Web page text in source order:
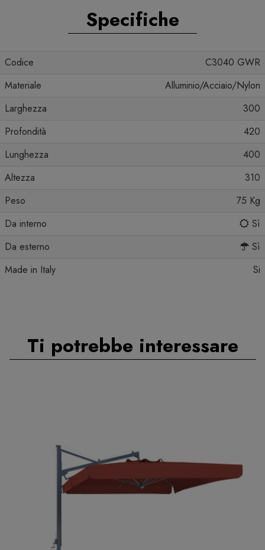
Specifiche
Codice
C3040 GWR
Materiale
Alluminio/Acciaio/Nylon
Larghezza
300
Profondità
420
Lunghezza
400
Altezza
310
Peso
75 Kg
Da interno
Sì
Da esterno
Sì
Made in Italy
Si
Ti potrebbe interessare